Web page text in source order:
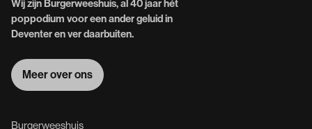
Wij zijn Burgerweeshuis, al 40 jaar hét
poppodium voor een ander geluid in
Deventer en ver daarbuiten.
Meer over ons
Burgerweeshuis